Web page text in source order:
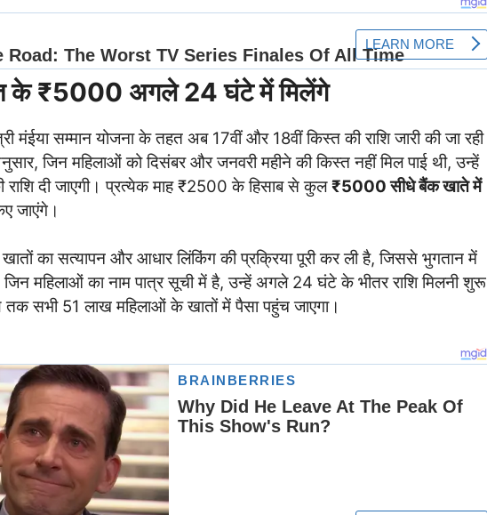
के ₹5000 अगले 24 घंटे में मिलेंगे
मंईया सम्मान योजना के तहत अब 17वीं और 18वीं किस्त की राशि जारी की जा रही
जिन महिलाओं को दिसंबर और जनवरी महीने की किस्त नहीं मिल पाई थी, उन्हें
राशि दी जाएगी। प्रत्येक माह ₹2500 के हिसाब से कुल₹5000 सीधे बैंक खाते में
जाएंगे।
खातों का सत्यापन और आधार लिंकिंग की प्रक्रिया पूरी कर ली है, जिससे भुगतान में
जिन महिलाओं का नाम पात्र सूची में है, उन्हें अगले 24 घंटे के भीतर राशि मिलनी शुरू
तक सभी 51 लाख महिलाओं के खातों में पैसा पहुंच जाएगा।